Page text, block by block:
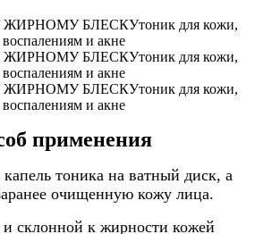
применения
капель тоника на ватный диск, а
очищенную кожу лица.
и склонной к жирности кожей